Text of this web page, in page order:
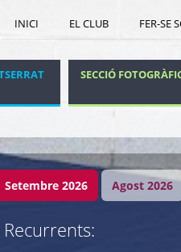
INICI EL CLUB FER-SE
SECCIÓ
Setembre 2026 Agost 2026